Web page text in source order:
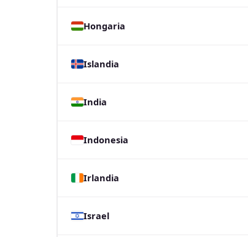
Hongaria
Islandia
India
Indonesia
Irlandia
Israel